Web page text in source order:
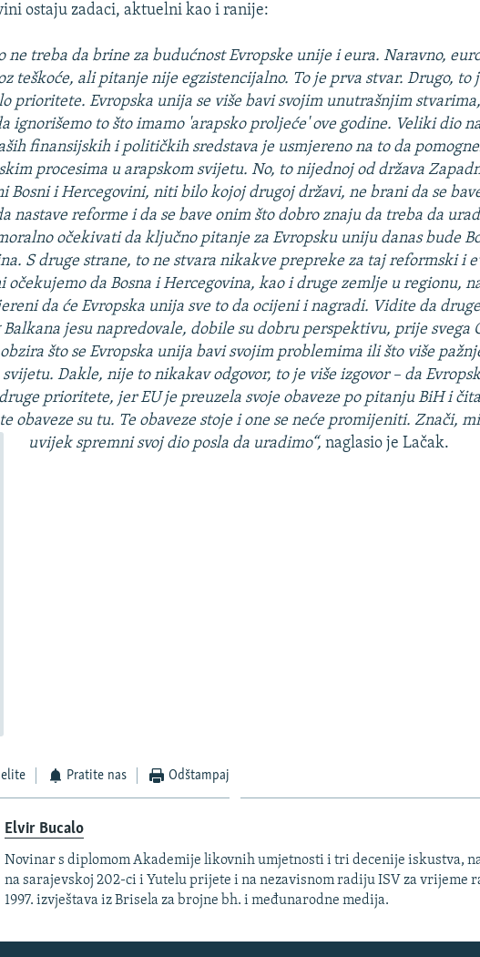
ostaju zadaci, aktuelni kao i ranije:
ne treba da brine za budućnost Evropske unije i eura. Naravno,
teškoće, ali pitanje nije egzistencijalno. To je prva stvar. Drugo, to
prioritete. Evropska unija se više bavi svojim unutrašnjim
ignorišemo to što imamo 'arapsko proljeće' ove godine. Veliki dio
finansijskih i političkih sredstava je usmjereno na to da
procesima u arapskom svijetu. No, to nijednoj od država
Bosni i Hercegovini, niti bilo kojoj drugoj državi, ne brani da se
nastave reforme i da se bave onim što dobro znaju da treba da
očekivati da ključno pitanje za Evropsku uniju danas bude
S druge strane, to ne stvara nikakve prepreke za taj reformski i
očekujemo da Bosna i Hercegovina, kao i druge zemlje u regionu,
da će Evropska unija sve to da ocijeni i nagradi. Vidite da
Balkana jesu napredovale, dobile su dobru perspektivu, prije svega
što se Evropska unija bavi svojim problemima ili što više
Dakle, nije to nikakav odgovor, to je više izgovor – da
prioritete, jer EU je preuzela svoje obaveze po pitanju BiH i
obaveze su tu. Te obaveze stoje i one se neće promijeniti. Znači,
uvijek spremni svoj dio posla da uradimo“, naglasio je Lačak.
Pratite nas Odštampaj
Elvir Bucalo
Novinar s diplomom Akademije likovnih umjetnosti i tri decenije iskustva,
na sarajevskoj 202-ci i Yutelu prijete i na nezavisnom radiju ISV za vrijeme
1997. izvještava iz Brisela za brojne bh. i međunarodne medija.